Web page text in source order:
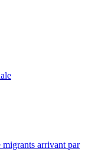
migrants arrivant par